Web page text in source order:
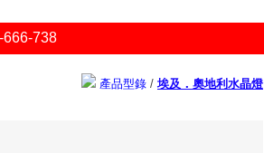
738
產品型錄 / 埃及．奧地利水晶燈